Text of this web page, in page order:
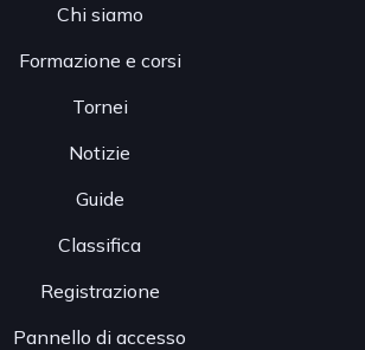
Chi siamo
Formazione e corsi
Tornei
Notizie
Guide
Classifica
Registrazione
Pannello di accesso